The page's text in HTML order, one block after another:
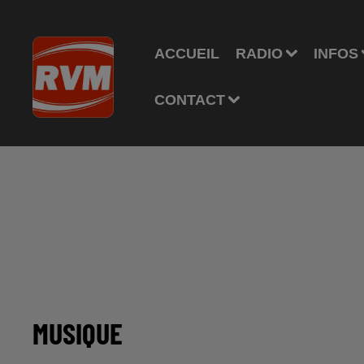
ACCUEIL RADIO INFOS
CONTACT
MUSIQUE